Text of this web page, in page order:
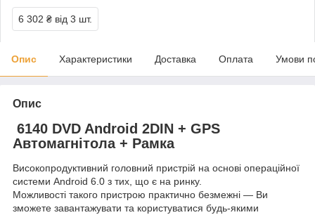
6 302 ₴ від 3 шт.
Опис Характеристики Доставка Оплата Умови
Опис
6140 DVD Android 2DIN + GPS
Автомагнітола + Рамка
Високопродуктивний головний пристрій на основі операційної
системи Android 6.0 з тих, що є на ринку.
Можливості такого пристрою практично безмежні — Ви
зможете завантажувати та користуватися будь-якими